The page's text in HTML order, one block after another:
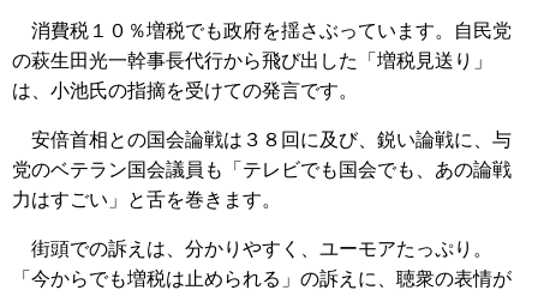
消費税１０％増税でも政府を揺さぶっています。自民党
の萩生田光一幹事長代行から飛び出した「増税見送り」
は、小池氏の指摘を受けての発言です。
安倍首相との国会論戦は３８回に及び、鋭い論戦に、与
党のベテラン国会議員も「テレビでも国会でも、あの論戦
力はすごい」と舌を巻きます。
街頭での訴えは、分かりやすく、ユーモアたっぷり。
「今からでも増税は止められる」の訴えに、聴衆の表情が